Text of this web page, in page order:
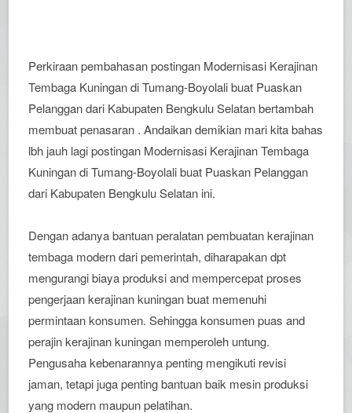
Perkiraan pembahasan postingan Modernisasi Kerajinan
Tembaga Kuningan di Tumang-Boyolali buat Puaskan
Pelanggan dari Kabupaten Bengkulu Selatan bertambah
membuat penasaran . Andaikan demikian mari kita bahas
lbh jauh lagi postingan Modernisasi Kerajinan Tembaga
Kuningan di Tumang-Boyolali buat Puaskan Pelanggan
dari Kabupaten Bengkulu Selatan ini.
Dengan adanya bantuan peralatan pembuatan kerajinan
tembaga modern dari pemerintah, diharapakan dpt
mengurangi biaya produksi and mempercepat proses
pengerjaan kerajinan kuningan buat memenuhi
permintaan konsumen. Sehingga konsumen puas and
perajin kerajinan kuningan memperoleh untung.
Pengusaha kebenarannya penting mengikuti revisi
jaman, tetapi juga penting bantuan baik mesin produksi
yang modern maupun pelatihan.